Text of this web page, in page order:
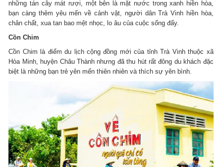
những tán cây mát rượi, một bên là mặt nước trong xanh hiền hòa,
bạn càng thêm yêu mến về cảnh vật, người dân Trà Vinh hiền hòa,
chân chất, xua tan bao mệt nhọc, lo âu của cuộc sống đấy.
Cồn Chim
Cồn Chim là điểm du lịch cộng đồng mới của tỉnh Trà Vinh thuộc xã
Hòa Minh, huyện Châu Thành nhưng đã thu hút rất đông du khách đặc
biệt là những bạn trẻ yên mến thiên nhiên và thích sự yên bình.